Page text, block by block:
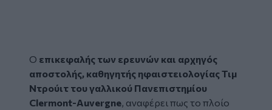
Ο επικεφαλής των ερευνών και αρχηγός
αποστολής, καθηγητής ηφαιστειολογίας Τιμ
Ντρούιτ του γαλλικού Πανεπιστημίου
Clermont-Auvergne, αναφέρει πως το πλοίο